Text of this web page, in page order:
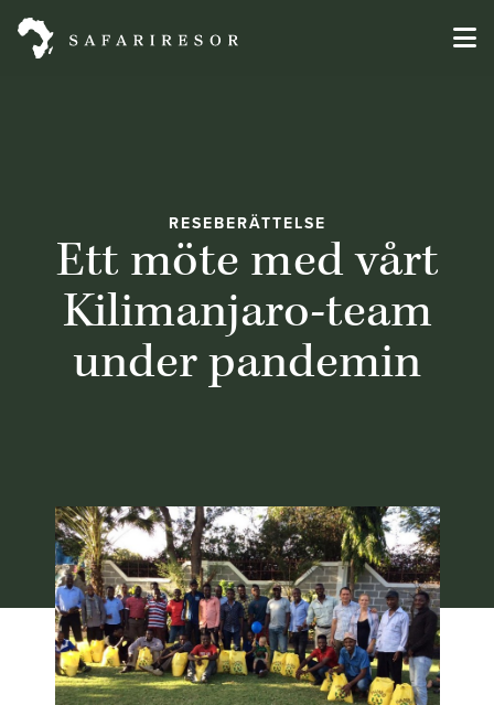
RESEBERÄTTELSE
Ett möte med vårt
Kilimanjaro-team
under pandemin